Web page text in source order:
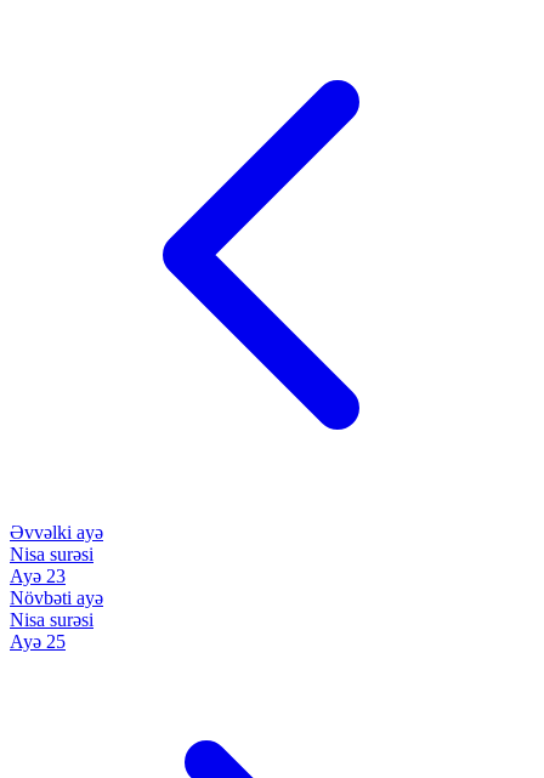
Əvvəlki ayə
Nisa surəsi
Ayə 23
Növbəti ayə
Nisa surəsi
Ayə 25